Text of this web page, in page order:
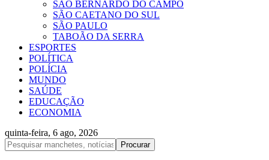
SÃO BERNARDO DO CAMPO
SÃO CAETANO DO SUL
SÃO PAULO
TABOÃO DA SERRA
ESPORTES
POLÍTICA
POLÍCIA
MUNDO
SAÚDE
EDUCAÇÃO
ECONOMIA
quinta-feira, 6 ago, 2026